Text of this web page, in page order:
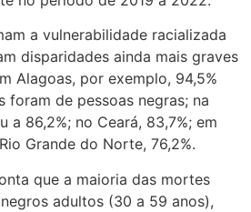
a vulnerabilidade racializada
disparidades ainda mais graves
Alagoas, por exemplo, 94,5%
foram de pessoas negras; na
a 86,2%; no Ceará, 83,7%; em
Grande do Norte, 76,2%.
que a maioria das mortes
adultos (30 a 59 anos),